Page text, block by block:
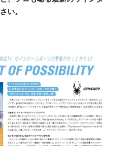
い。